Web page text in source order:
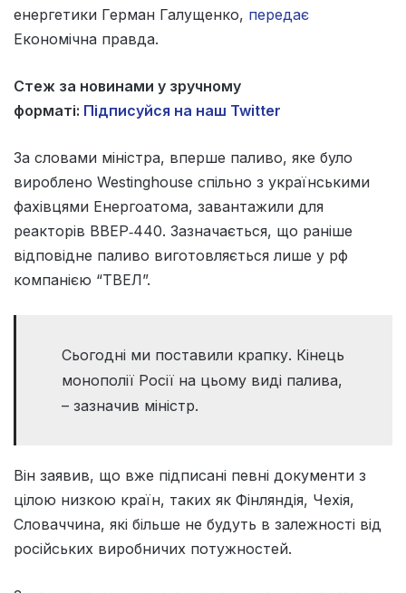
енергетики Герман Галущенко, передає
Економічна правда.
Стеж за новинами у зручному
форматі: Підписуйся на наш Twitter
За словами міністра, вперше паливо, яке було
вироблено Westinghouse спільно з українськими
фахівцями Енергоатома, завантажили для
реакторів ВВЕР‑440. Зазначається, що раніше
відповідне паливо виготовляється лише у рф
компанією “ТВЕЛ”.
Сьогодні ми поставили крапку. Кінець
монополії Росії на цьому виді палива,
– зазначив міністр.
Він заявив, що вже підписані певні документи з
цілою низкою країн, таких як Фінляндія, Чехія,
Словаччина, які більше не будуть в залежності від
російських виробничих потужностей.